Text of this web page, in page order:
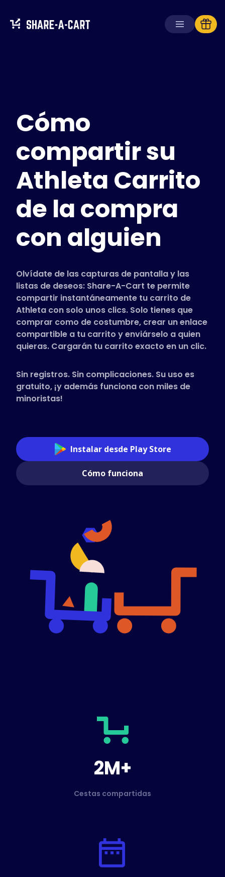
Para consumidores
Para escuelas
Para empresas
ObténPlus+
Iniciar sesión
Tiendas compatibles
Preguntas frecuentes
Español (Spanish)
Cómo
compartir su
Athleta Carrito
de la compra
con alguien
Olvídate de las capturas de pantalla y las
listas de deseos: Share-A-Cart te permite
compartir instantáneamente tu carrito de
Athleta con solo unos clics. Solo tienes que
comprar como de costumbre, crear un enlace
compartible a tu carrito y enviárselo a quien
quieras. Cargarán tu carrito exacto en un clic.
Sin registros. Sin complicaciones. Su uso es
gratuito, ¡y además funciona con miles de
minoristas!
Instalar desde Play Store
Cómo funciona
2M+
Cestas compartidas